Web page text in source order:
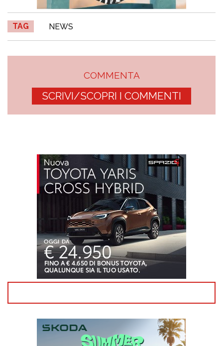
TAG NEWS
COMMENTA
SCRIVI/SCOPRI I COMMENTI